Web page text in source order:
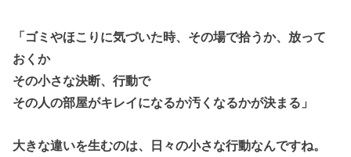
「ゴミやほこりに気づいた時、その場で拾うか、放って
おくか
その小さな決断、行動で
その人の部屋がキレイになるか汚くなるかが決まる」
大きな違いを生むのは、日々の小さな行動なんですね。